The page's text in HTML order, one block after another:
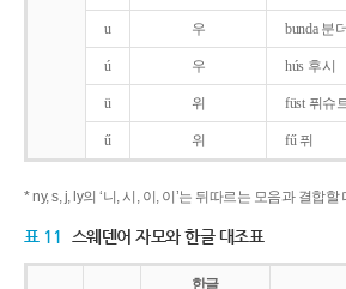
u 우 bunda 분더
ú 우 hús 후시
ü 위 füst 퓌슈
ű 위 fű 퓌
* ny, s, j, ly의 ‘니, 시, 이, 이’는 뒤따르는 모음과 결합
표 11 스웨덴어 자모와 한글 대조표
한글